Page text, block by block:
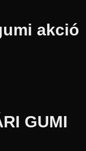
akció
GUMI